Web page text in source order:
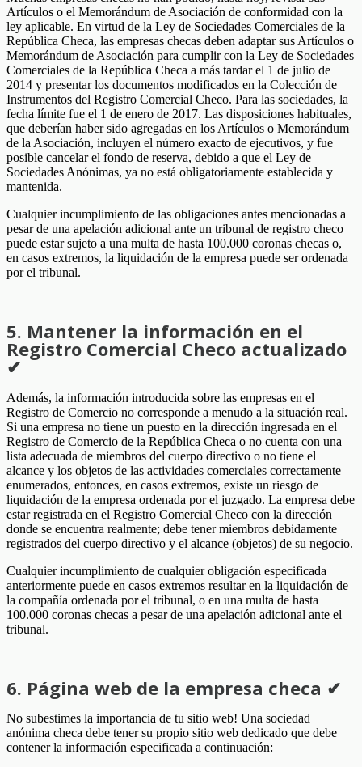
Artículos o el Memorándum de Asociación de conformidad con la
ley aplicable. En virtud de la Ley de Sociedades Comerciales de la
República Checa, las empresas checas deben adaptar sus Artículos o
Memorándum de Asociación para cumplir con la Ley de Sociedades
Comerciales de la República Checa a más tardar el 1 de julio de
2014 y presentar los documentos modificados en la Colección de
Instrumentos del Registro Comercial Checo. Para las sociedades, la
fecha límite fue el 1 de enero de 2017. Las disposiciones habituales,
que deberían haber sido agregadas en los Artículos o Memorándum
de la Asociación, incluyen el número exacto de ejecutivos, y fue
posible cancelar el fondo de reserva, debido a que el Ley de
Sociedades Anónimas, ya no está obligatoriamente establecida y
mantenida.
Cualquier incumplimiento de las obligaciones antes mencionadas a
pesar de una apelación adicional ante un tribunal de registro checo
puede estar sujeto a una multa de hasta 100.000 coronas checas o,
en casos extremos, la liquidación de la empresa puede ser ordenada
por el tribunal.
5. Mantener la información en el
Registro Comercial Checo actualizado
✔
Además, la información introducida sobre las empresas en el
Registro de Comercio no corresponde a menudo a la situación real.
Si una empresa no tiene un puesto en la dirección ingresada en el
Registro de Comercio de la República Checa o no cuenta con una
lista adecuada de miembros del cuerpo directivo o no tiene el
alcance y los objetos de las actividades comerciales correctamente
enumerados, entonces, en casos extremos, existe un riesgo de
liquidación de la empresa ordenada por el juzgado. La empresa debe
estar registrada en el Registro Comercial Checo con la dirección
donde se encuentra realmente; debe tener miembros debidamente
registrados del cuerpo directivo y el alcance (objetos) de su negocio.
Cualquier incumplimiento de cualquier obligación especificada
anteriormente puede en casos extremos resultar en la liquidación de
la compañía ordenada por el tribunal, o en una multa de hasta
100.000 coronas checas a pesar de una apelación adicional ante el
tribunal.
6. Página web de la empresa checa ✔
No subestimes la importancia de tu sitio web! Una sociedad
anónima checa debe tener su propio sitio web dedicado que debe
contener la información especificada a continuación: